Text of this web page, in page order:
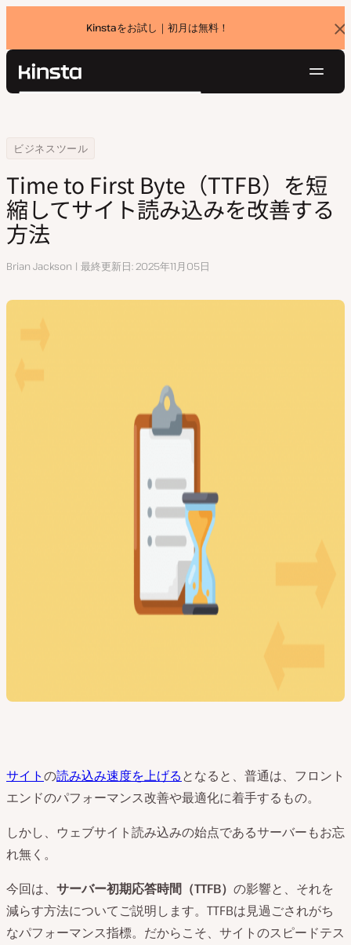
Kinstaをお試し｜初月は無料！
バ
ナ
Kinsta®
ョ
ン
価格設定
お問い合わせ
検
Home
リソースセンター
ビジネスツール
Time to First Byte（TTFB）を短縮してサイト読み込みを改善する方法
Time to First Byte（TTFB）を短
縮してサイト読み込みを改善する
方法
執
Brian Jackson 最終更新日 2025年11月05日
サイトの読み込み速度を上げるとなると、普通は、フロント
エンドのパフォーマンス改善や最適化に着手するもの。
しかし、ウェブサイト読み込みの始点であるサーバーもお忘
れ無く。
今回は、 サーバー初期応答時間（TTFB） の影響と、それを
減らす方法についてご説明します。TTFBは見過ごされがち
なパフォーマンス指標。だからこそ、サイトのスピードテス